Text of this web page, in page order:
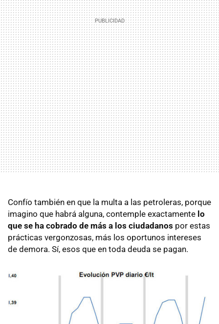
Confío también en que la multa a las petroleras, porque
imagino que habrá alguna, contemple exactamente lo
que se ha cobrado de más a los ciudadanos por estas
prácticas vergonzosas, más los oportunos intereses
de demora. Sí, esos que en toda deuda se pagan.